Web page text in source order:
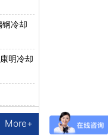
冷却
明冷却
More+